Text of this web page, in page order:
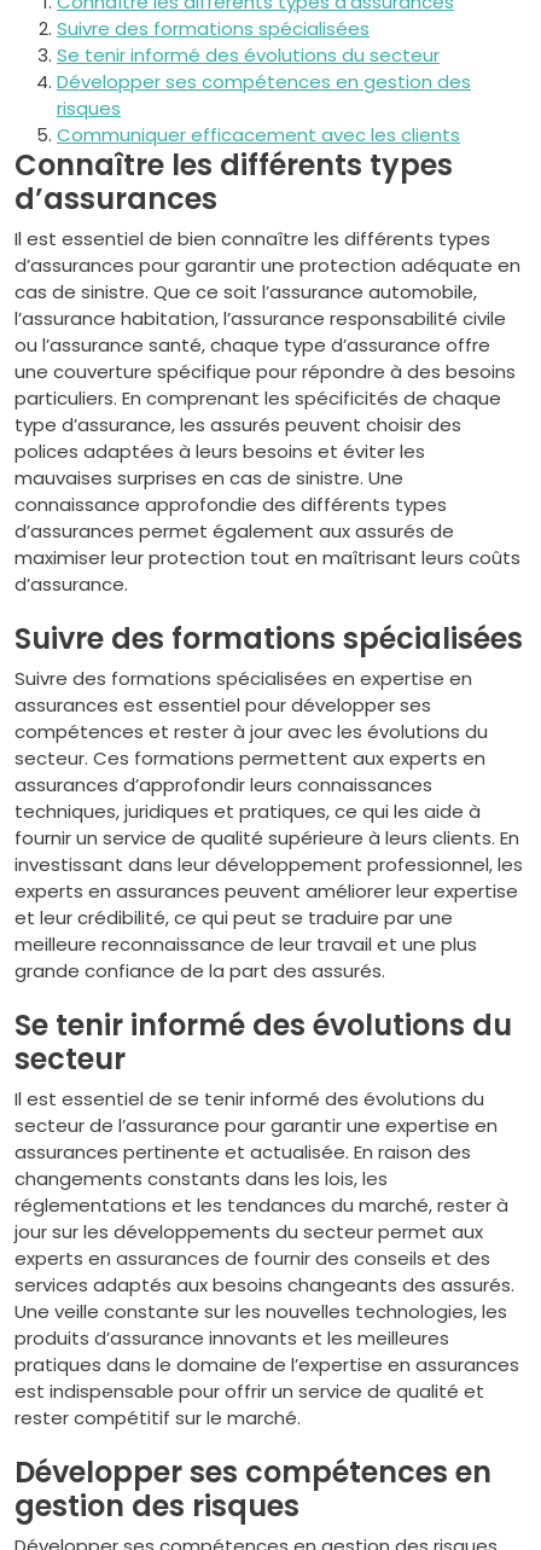
Suivre des formations spécialisées
Se tenir informé des évolutions du secteur
Développer ses compétences en gestion des
risques
Communiquer efficacement avec les clients
Connaître les différents types
d’assurances
Il est essentiel de bien connaître les différents types
d’assurances pour garantir une protection adéquate en
cas de sinistre. Que ce soit l’assurance automobile,
l’assurance habitation, l’assurance responsabilité civile
ou l’assurance santé, chaque type d’assurance offre
une couverture spécifique pour répondre à des besoins
particuliers. En comprenant les spécificités de chaque
type d’assurance, les assurés peuvent choisir des
polices adaptées à leurs besoins et éviter les
mauvaises surprises en cas de sinistre. Une
connaissance approfondie des différents types
d’assurances permet également aux assurés de
maximiser leur protection tout en maîtrisant leurs coûts
d’assurance.
Suivre des formations spécialisées
Suivre des formations spécialisées en expertise en
assurances est essentiel pour développer ses
compétences et rester à jour avec les évolutions du
secteur. Ces formations permettent aux experts en
assurances d’approfondir leurs connaissances
techniques, juridiques et pratiques, ce qui les aide à
fournir un service de qualité supérieure à leurs clients. En
investissant dans leur développement professionnel, les
experts en assurances peuvent améliorer leur expertise
et leur crédibilité, ce qui peut se traduire par une
meilleure reconnaissance de leur travail et une plus
grande confiance de la part des assurés.
Se tenir informé des évolutions du
secteur
Il est essentiel de se tenir informé des évolutions du
secteur de l’assurance pour garantir une expertise en
assurances pertinente et actualisée. En raison des
changements constants dans les lois, les
réglementations et les tendances du marché, rester à
jour sur les développements du secteur permet aux
experts en assurances de fournir des conseils et des
services adaptés aux besoins changeants des assurés.
Une veille constante sur les nouvelles technologies, les
produits d’assurance innovants et les meilleures
pratiques dans le domaine de l’expertise en assurances
est indispensable pour offrir un service de qualité et
rester compétitif sur le marché.
Développer ses compétences en
gestion des risques